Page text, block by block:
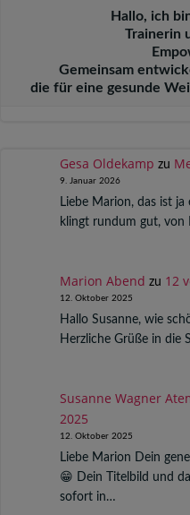
Hallo, ich
Trainerin
Gemeinsam
die für eine gesunde
Gesa Oldekamp zu
9. Januar 2026
Liebe Marion, das ist
klingt rundum gut, von
Marion Abend zu 12
12. Oktober 2025
Hallo Susanne, wie
Herzliche Grüße in die
Susanne Wagner
2025
12. Oktober 2025
Liebe Marion Dein
😁 Dein Titelbild und
sofort in…